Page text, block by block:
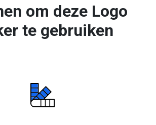
om deze Logo
te gebruiken